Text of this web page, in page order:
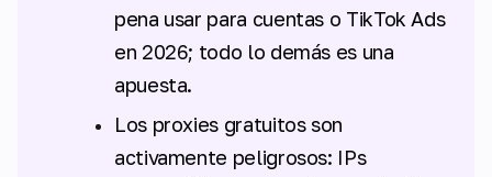
pena usar para cuentas o TikTok Ads
en 2026; todo lo demás es una
apuesta.
Los proxies gratuitos son
activamente peligrosos: IPs